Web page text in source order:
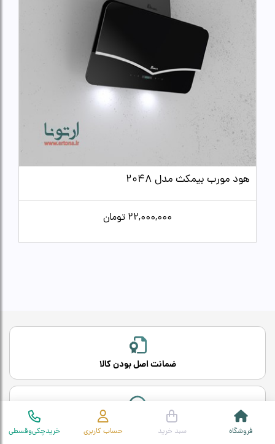
فروشگاه سبد خرید حساب کاربری خریدچکی‌وقسطی
هود مورب بیمکث مدل 2048
22,000,000 تومان
ضمانت اصل بودن کالا
مشاوره تخصصی رایگان